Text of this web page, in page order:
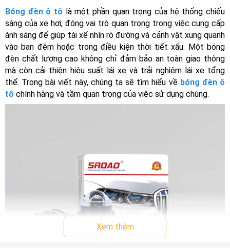
Bóng đèn ô tô là một phần quan trọng của hệ thống chiếu
sáng của xe hơi, đóng vai trò quan trọng trong việc cung cấp
ánh sáng để giúp tài xế nhìn rõ đường và cảnh vật xung quanh
vào ban đêm hoặc trong điều kiện thời tiết xấu. Một bóng
đèn chất lượng cao không chỉ đảm bảo an toàn giao thông
mà còn cải thiện hiệu suất lái xe và trải nghiệm lái xe tổng
thể. Trong bài viết này, chúng ta sẽ tìm hiểu về bóng đèn ô
tô chính hãng và tầm quan trọng của việc sử dụng chúng.
Xem thêm